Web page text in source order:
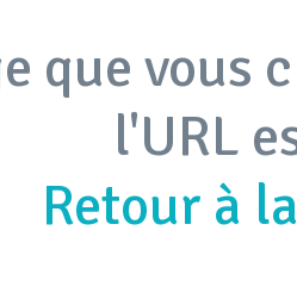
que vous
l'URL
Retour à